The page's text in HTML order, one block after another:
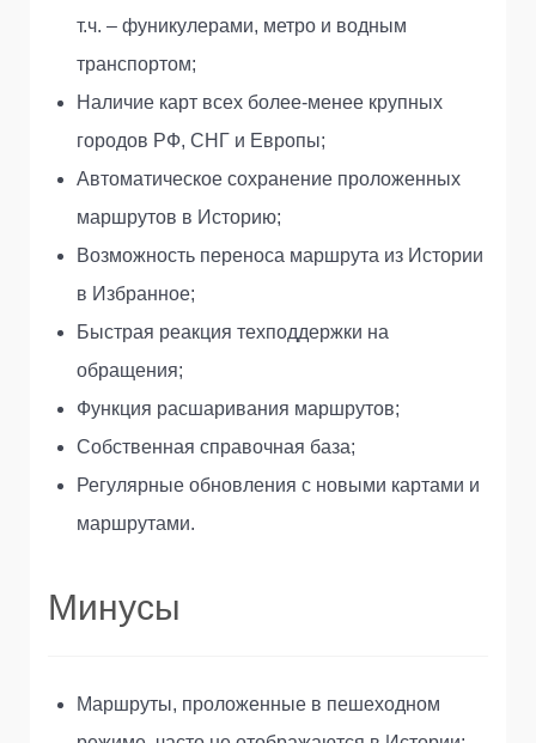
т.ч. – фуникулерами, метро и водным
транспортом;
Наличие карт всех более-менее крупных
городов РФ, СНГ и Европы;
Автоматическое сохранение проложенных
маршрутов в Историю;
Возможность переноса маршрута из Истории
в Избранное;
Быстрая реакция техподдержки на
обращения;
Функция расшаривания маршрутов;
Собственная справочная база;
Регулярные обновления с новыми картами и
маршрутами.
Минусы
Маршруты, проложенные в пешеходном